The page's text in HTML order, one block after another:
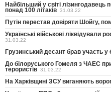
Найбільший у світі
понад 100 літаків 31.03.22
Путін перестав довіряти Шойгу,
Українські військові ліквідували
31.03.22
Грузинський десант брав участь у
До білоруського Гомеля з ЧАЕС
терористів 31.03.22
На Харківщині ЗСУ виганяють